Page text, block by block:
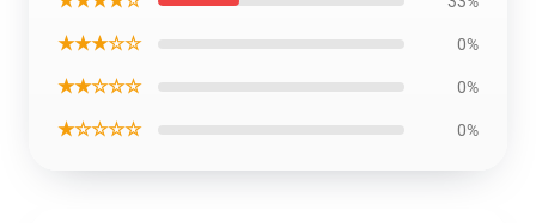
★★★☆☆ 0%
★★☆☆☆ 0%
★☆☆☆☆ 0%